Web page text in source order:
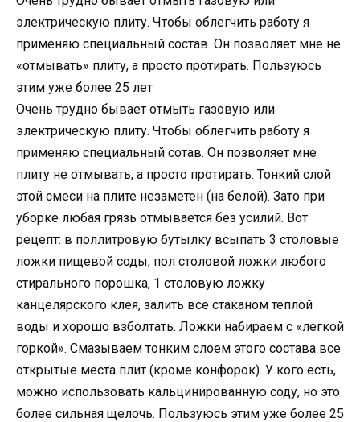
электрическую плиту. Чтобы облегчить работу я
применяю специальный состав. Он позволяет мне не
«отмывать» плиту, а просто протирать. Пользуюсь
этим уже более 25 лет
Очень трудно бывает отмыть газовую или
электрическую плиту. Чтобы облегчить работу я
применяю специальный сотав. Он позволяет мне
плиту не отмывать, а просто протирать. Тонкий слой
этой смеси на плите незаметен (на белой). Зато при
уборке любая грязь отмывается без усилий. Вот
рецепт: в поллитровую бутылку всыпать 3 столовые
ложки пищевой соды, пол столовой ложки любого
стирального порошка, 1 столовую ложку
канцелярского клея, залить все стаканом теплой
воды и хорошо взболтать. Ложки набираем с «легкой
горкой». Смазываем тонким слоем этого состава все
открытые места плит (кроме конфорок). У кого есть,
можно использовать кальцинированную соду, но это
более сильная щелочь. Пользуюсь этим уже более 25